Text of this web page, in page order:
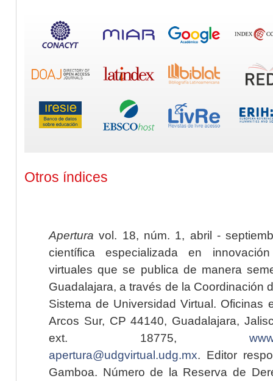
Otros índices
Apertura vol. 18, núm. 1, abril -
científica especializada en
virtuales que se publica de manera
Guadalajara, a través de la Coordinación
Sistema de Universidad Virtual. Oficinas
Arcos Sur, CP 44140, Guadalajara,
ext. 18775,
apertura@udgvirtual.udg.mx. Editor
Gamboa. Número de la Reserva de